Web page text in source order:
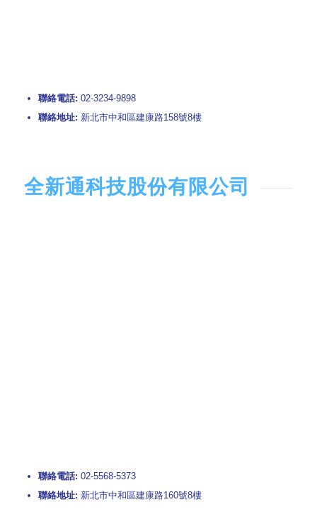
聯絡電話: 02-3234-9898
聯絡地址: 新北市中和區建康路158號8樓
全新通科技股份有限公司
聯絡電話: 02-5568-5373
聯絡地址: 新北市中和區建康路160號8樓